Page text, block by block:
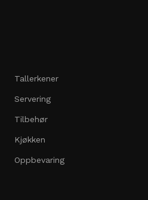
Tallerkener
Servering
Tilbehør
Kjøkken
Oppbevaring